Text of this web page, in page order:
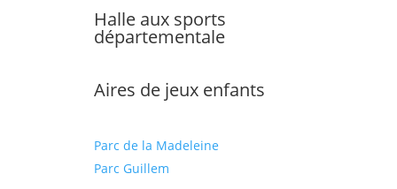
Halle aux sports
départementale
Aires de jeux enfants
Parc de la Madeleine
Parc Guillem